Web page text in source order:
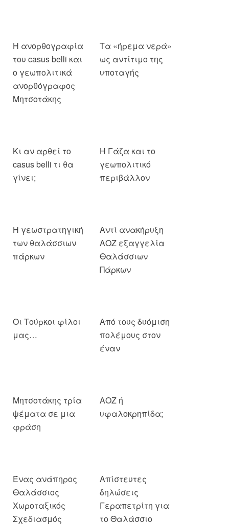
Η ανορθογραφία
του casus belli και
ο γεωπολιτικά
ανορθόγραφος
Μητσοτάκης
Τα «ήρεμα νερά»
ως αντίτιμο της
υποταγής
Κι αν αρθεί το
casus belli τι θα
γίνει;
Η Γάζα και το
γεωπολιτικό
περιβάλλον
Η γεωστρατηγική
των θαλάσσιων
πάρκων
Αντί ανακήρυξη
ΑΟΖ εξαγγελία
Θαλάσσιων
Πάρκων
Οι Τούρκοι φίλοι
μας…
Από τους δυόμιση
πολέμους στον
έναν
Μητσοτάκης τρία
ψέματα σε μια
φράση
ΑΟΖ ή
υφαλοκρηπίδα;
Ένας ανάπηρος
Θαλάσσιος
Χωροταξικός
Σχεδιασμός
Απίστευτες
δηλώσεις
Γεραπετρίτη για
το Θαλάσσιο